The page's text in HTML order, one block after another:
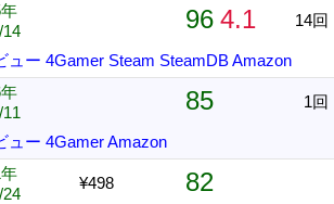
96 4.1 14回
ュー 4Gamer Steam SteamDB Amazon
11
85 1回
ュー 4Gamer Amazon
¥498 82